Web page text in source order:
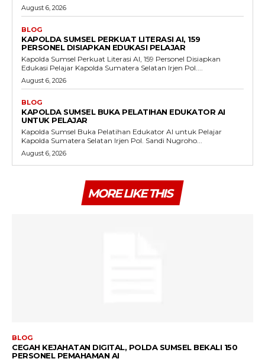
August 6, 2026
BLOG
KAPOLDA SUMSEL PERKUAT LITERASI AI, 159
PERSONEL DISIAPKAN EDUKASI PELAJAR
Kapolda Sumsel Perkuat Literasi AI, 159 Personel Disiapkan
Edukasi Pelajar Kapolda Sumatera Selatan Irjen Pol....
August 6, 2026
BLOG
KAPOLDA SUMSEL BUKA PELATIHAN EDUKATOR AI
UNTUK PELAJAR
Kapolda Sumsel Buka Pelatihan Edukator AI untuk Pelajar
Kapolda Sumatera Selatan Irjen Pol. Sandi Nugroho...
August 6, 2026
MORE LIKE THIS
BLOG
CEGAH KEJAHATAN DIGITAL, POLDA SUMSEL BEKALI 150
PERSONEL PEMAHAMAN AI